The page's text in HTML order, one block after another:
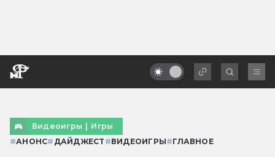
Видеоигры | Игры
#АНОНС# ДАЙДЖЕСТ #ВИДЕОИГРЫ#ГЛАВНОЕ